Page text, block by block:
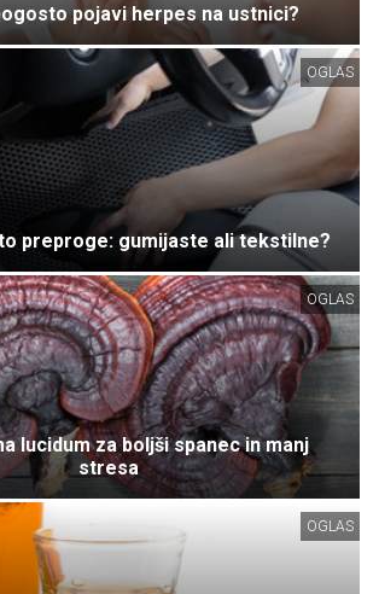
pojavi herpes na ustnici?
OGLAS
preproge: gumijaste ali tekstilne?
OGLAS
lucidum za boljši spanec in manj
stresa
OGLAS